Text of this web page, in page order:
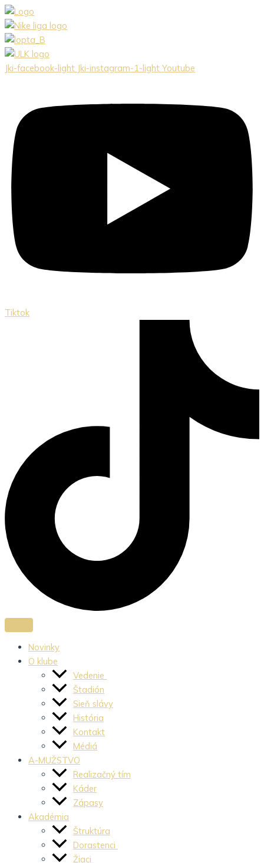
Preskočiť
na
obsah
Jki-facebook-light Jki-instagram-1-light Youtube
Tiktok
Novinky
O klube
Vedenie
Štadión
Sieň slávy
História
Kontakt
Médiá
A-MUŽSTVO
Realizačný tím
Káder
Zápasy
Akadémia
Štruktúra
Dorastenci
Žiaci